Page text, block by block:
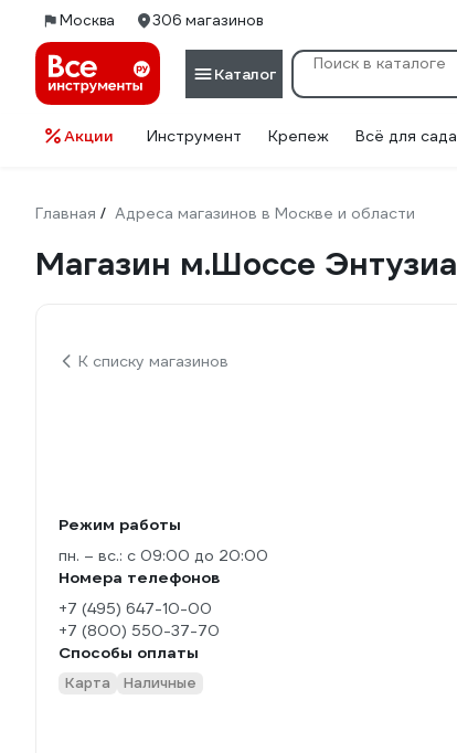
Москва 306 магазинов
Каталог
Акции Инструмент Крепеж Всё для сада
Главная / Адреса магазинов в Москве и области
Магазин м.Шоссе
К списку магазинов
Режим работы
пн. – вс.: с 09:00 до 20:00
Номера телефонов
+7 (495) 647-10-00
+7 (800) 550-37-70
Способы оплаты
Карта Наличные